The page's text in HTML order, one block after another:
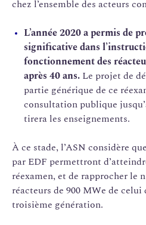
chez l’ensemble des acteurs
L’année 2020 a permis de
significative dans
fonctionnement des
après 40 ans. Le projet de
partie générique de ce
consultation publique
tirera les enseignements.
À ce stade, l’ASN considère
par EDF permettront
réexamen, et de rapprocher le
réacteurs de 900 MWe de celui
troisième génération.